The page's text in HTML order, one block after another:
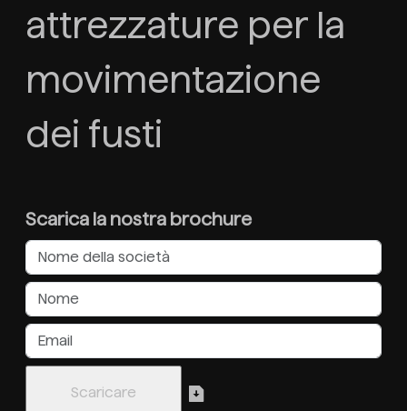
attrezzature per la
movimentazione
dei fusti
Scarica la nostra brochure